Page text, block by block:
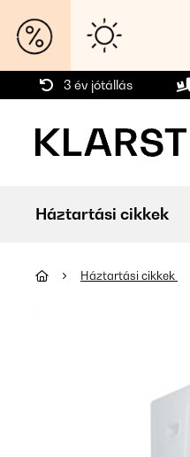
3 év jótállás
Háztartási cikkek
Háztartási cikkek